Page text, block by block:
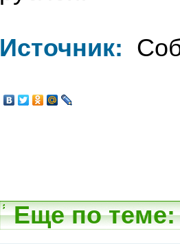
Источник:
Еще по теме: